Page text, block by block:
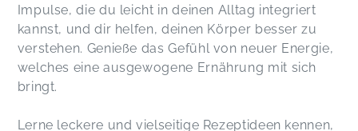
Impulse, die du leicht in deinen Alltag integriert
kannst, und dir helfen, deinen Körper besser zu
verstehen. Genieße das Gefühl von neuer Energie,
welches eine ausgewogene Ernährung mit sich
bringt.
Lerne leckere und vielseitige Rezeptideen kennen,